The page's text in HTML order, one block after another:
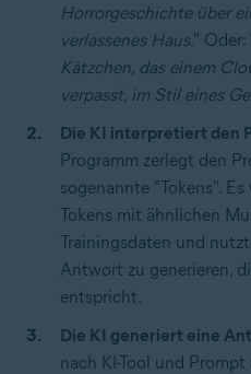
Horrorgeschichte über
verlassenes Haus." Oder:
Kätzchen, das einem
verpasst, im Stil eines
Die KI interpretiert den
Programm zerlegt den
sogenannte "Tokens".
Tokens mit ähnlichen
Trainingsdaten und
Antwort zu generieren,
entspricht.
Die KI generiert eine
nach KI-Tool und